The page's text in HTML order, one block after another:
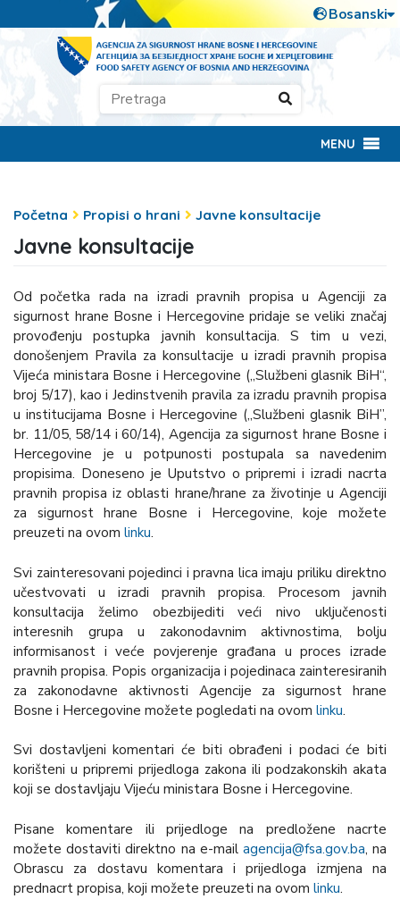
MENU
Početna Propisi o hrani Javne konsultacije
Javne konsultacije
Od početka rada na izradi pravnih propisa u Agenciji za
sigurnost hrane Bosne i Hercegovine pridaje se veliki značaj
provođenju postupka javnih konsultacija. S tim u vezi,
donošenjem Pravila za konsultacije u izradi pravnih propisa
Vijeća ministara Bosne i Hercegovine („Službeni glasnik BiH“,
broj 5/17), kao i Jedinstvenih pravila za izradu pravnih propisa
u institucijama Bosne i Hercegovine („Službeni glasnik BiH”,
br. 11/05, 58/14 i 60/14), Agencija za sigurnost hrane Bosne i
Hercegovine je u potpunosti postupala sa navedenim
propisima. Doneseno je Uputstvo o pripremi i izradi nacrta
pravnih propisa iz oblasti hrane/hrane za životinje u Agenciji
za sigurnost hrane Bosne i Hercegovine, koje možete
preuzeti na ovom linku.
Svi zainteresovani pojedinci i pravna lica imaju priliku direktno
učestvovati u izradi pravnih propisa. Procesom javnih
konsultacija želimo obezbijediti veći nivo uključenosti
interesnih grupa u zakonodavnim aktivnostima, bolju
informisanost i veće povjerenje građana u proces izrade
pravnih propisa. Popis organizacija i pojedinaca zainteresiranih
za zakonodavne aktivnosti Agencije za sigurnost hrane
Bosne i Hercegovine možete pogledati na ovom linku.
Svi dostavljeni komentari će biti obrađeni i podaci će biti
korišteni u pripremi prijedloga zakona ili podzakonskih akata
koji se dostavljaju Vijeću ministara Bosne i Hercegovine.
Pisane komentare ili prijedloge na predložene nacrte
možete dostaviti direktno na e-mail agencija@fsa.gov.ba, na
Obrascu za dostavu komentara i prijedloga izmjena na
prednacrt propisa, koji možete preuzeti na ovom linku.